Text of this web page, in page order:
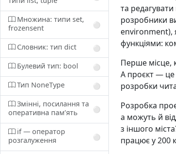
Множина: типи set,
frozensent
⚪️
Словник: тип dict ⚪️
Булевий тип: bool ⚪️
Тип NoneType ⚪️
Змінні, посилання та
оперативна памʼять
⚪️
if — оператор
розгалуження
⚪️
та
розробники
environment),
функціями:
Перше місце,
А проєкт — це
розробки
Розробка
а можуть й
з іншого
працює у 200